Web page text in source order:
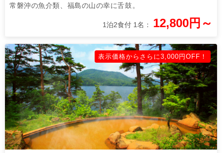
常磐沖の魚介類、福島の山の幸に舌鼓。
1泊2食付 1名： 12,800円～
表示価格からさらに3,000円OFF！